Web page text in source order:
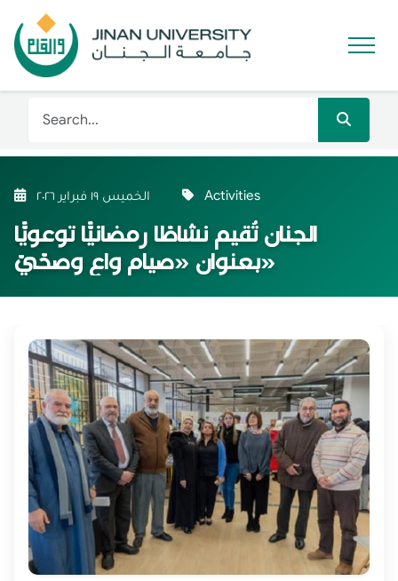
Activities
الجنان تُقيم نشاطًا رمضانيًّا توعويًّا
بعنوان «صيام واعٍ وصحّيّ»